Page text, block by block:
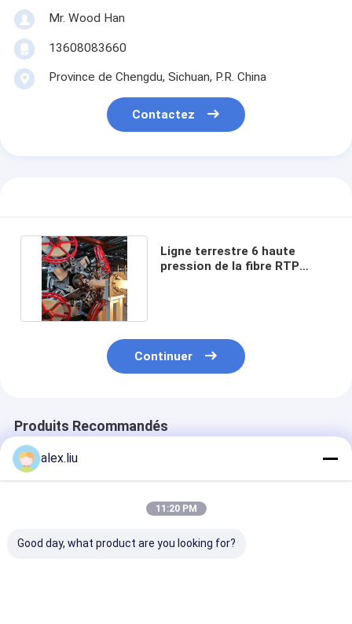
Mr. Wood Han
13608083660
Province de Chengdu, Sichuan, P.R. China
Contactez
Ligne terrestre 6 haute
pression de la fibre RTP
Continuer
Produits Recommandés
alex.liu
11:20 PM
Good day, what product are you looking for?